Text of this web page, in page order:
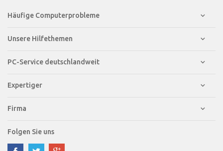
Häufige Computerprobleme
Unsere Hilfethemen
PC-Service deutschlandweit
Expertiger
Firma
Folgen Sie uns